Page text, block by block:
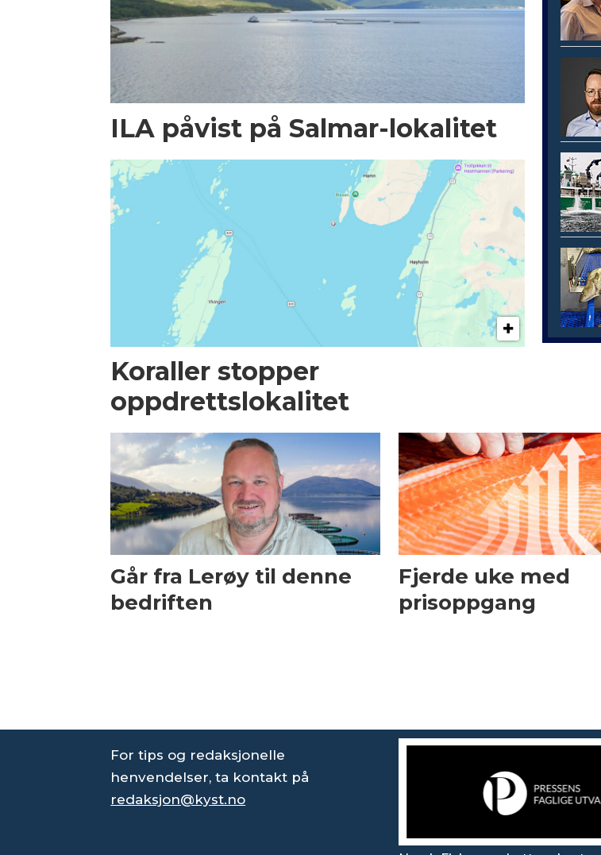
ILA påvist på Salmar-lokalitet
Koraller stopper
oppdrettslokalitet
Går fra Lerøy til denne
bedriften
Fjerde uke med
prisoppgang
For tips og redaksjonelle
henvendelser, ta kontakt på
redaksjon@kyst.no